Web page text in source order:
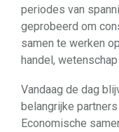
periodes van
geprobeerd om
samen te werken
handel, wetenschap
Vandaag de dag
belangrijke
Economische